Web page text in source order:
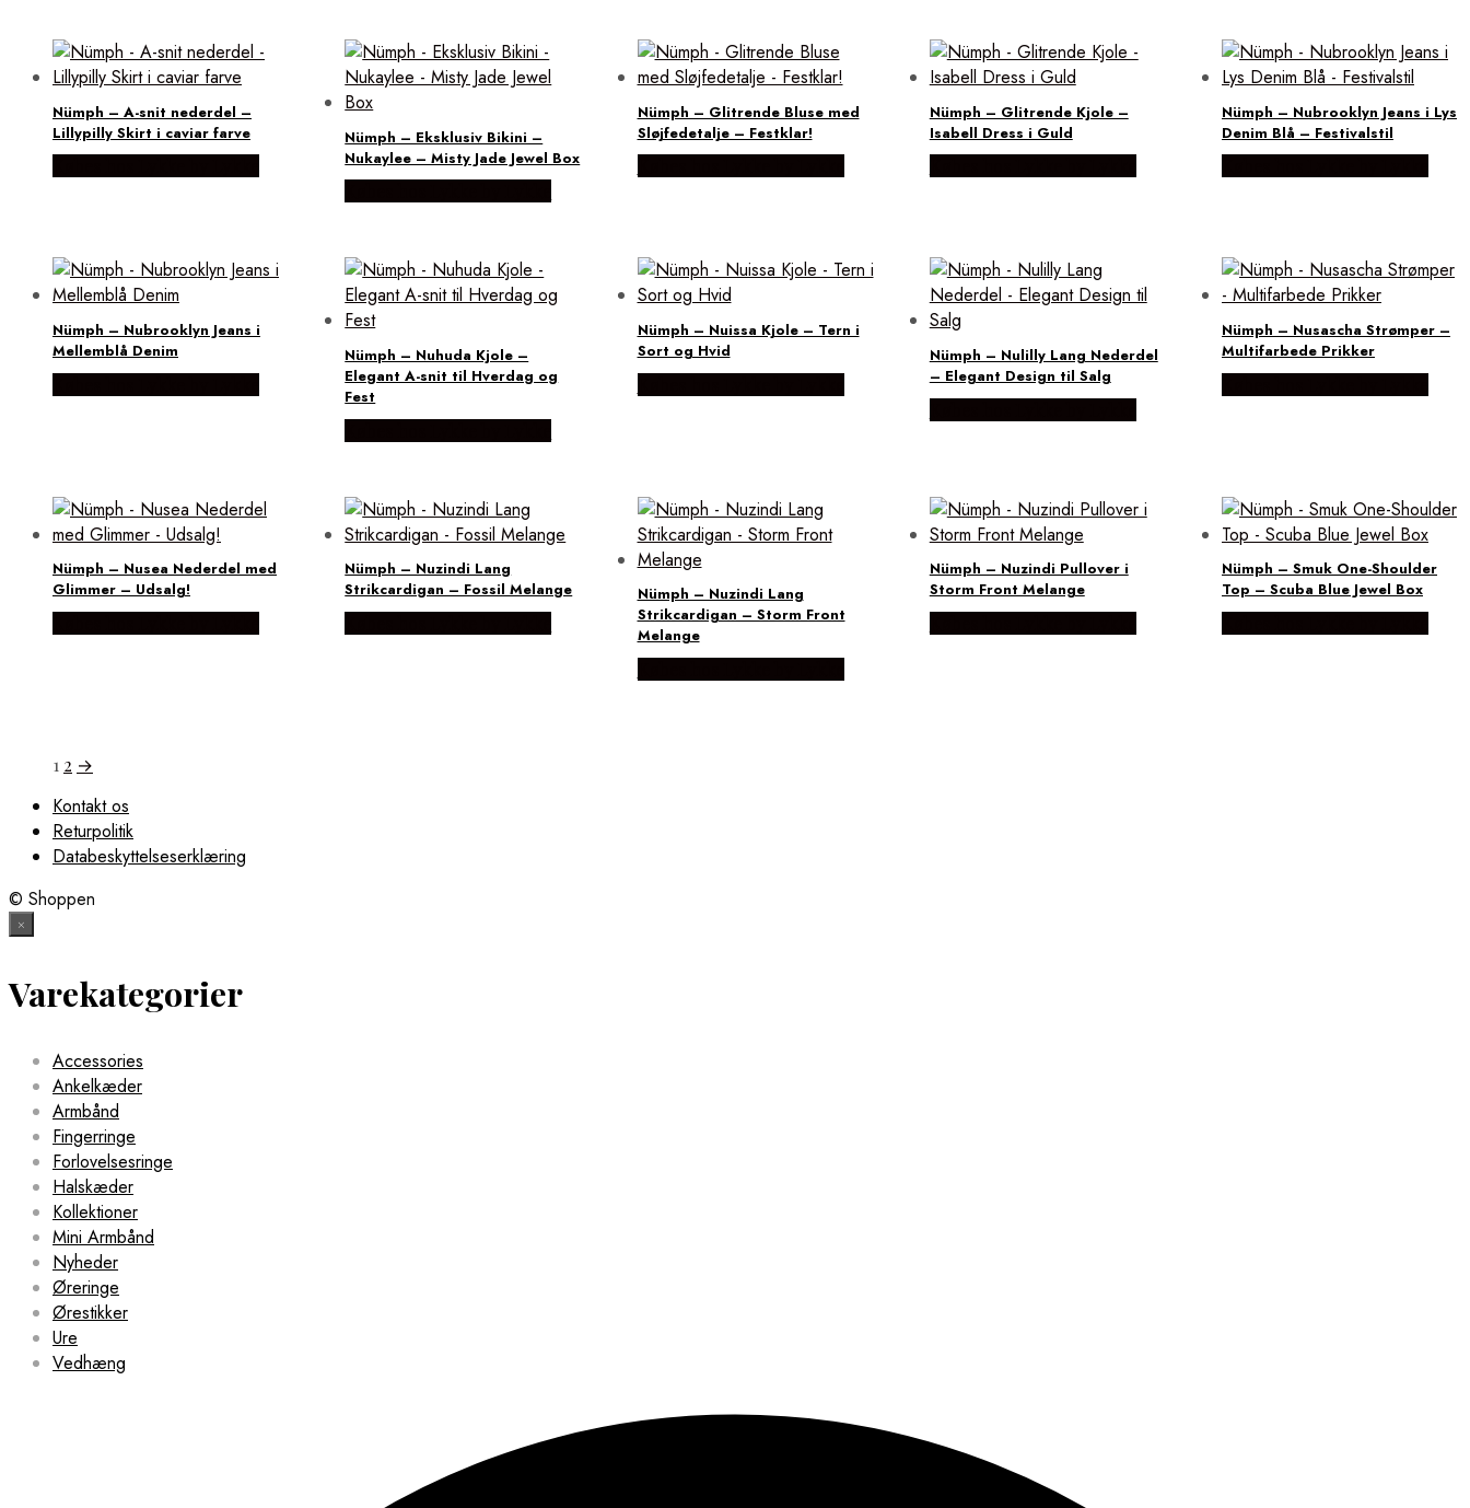
Nümph – A-snit nederdel –
Lillypilly Skirt i caviar farve
Nümph – Eksklusiv Bikini –
Nukaylee – Misty Jade Jewel Box
Nümph – Glitrende Bluse med
Sløjfedetalje – Festklar!
Nümph – Glitrende Kjole –
Isabell Dress i Guld
Nümph – Nubrooklyn Jeans i Lys
Denim Blå – Festivalstil
Nümph – Nubrooklyn Jeans i
Mellemblå Denim
Nümph – Nuhuda Kjole –
Elegant A-snit til Hverdag og
Fest
Nümph – Nuissa Kjole – Tern i
Sort og Hvid
Nümph – Nulilly Lang Nederdel
– Elegant Design til Salg
Nümph – Nusascha Strømper –
Multifarbede Prikker
Nümph – Nusea Nederdel med
Glimmer – Udsalg!
Nümph – Nuzindi Lang
Strikcardigan – Fossil Melange
Nümph – Nuzindi Lang
Strikcardigan – Storm Front
Melange
Nümph – Nuzindi Pullover i
Storm Front Melange
Nümph – Smuk One-Shoulder
Top – Scuba Blue Jewel Box
1 2 →
Kontakt os
Returpolitik
Databeskyttelseserklæring
© Shoppen
×
Varekategorier
Accessories
Ankelkæder
Armbånd
Fingerringe
Forlovelsesringe
Halskæder
Kollektioner
Mini Armbånd
Nyheder
Øreringe
Ørestikker
Ure
Vedhæng